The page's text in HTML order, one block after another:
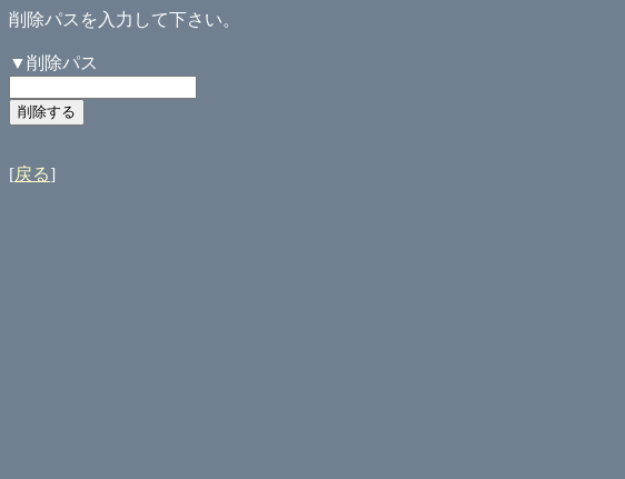
削除パスを入力して下さい。
▼削除パス
[戻る]